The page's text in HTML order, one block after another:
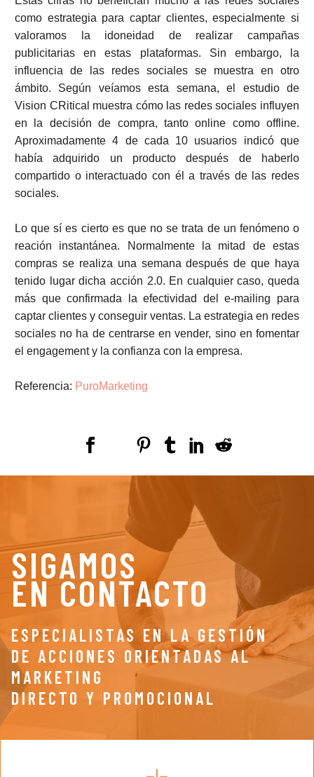
como estrategia para captar clientes, especialmente si
valoramos la idoneidad de realizar campañas
publicitarias en estas plataformas. Sin embargo, la
influencia de las redes sociales se muestra en otro
ámbito. Según veíamos esta semana, el estudio de
Vision CRitical muestra cómo las redes sociales influyen
en la decisión de compra, tanto online como offline.
Aproximadamente 4 de cada 10 usuarios indicó que
había adquirido un producto después de haberlo
compartido o interactuado con él a través de las redes
sociales.
Lo que sí es cierto es que no se trata de un fenómeno o
reación instantánea. Normalmente la mitad de estas
compras se realiza una semana después de que haya
tenido lugar dicha acción 2.0. En cualquier caso, queda
más que confirmada la efectividad del e-mailing para
captar clientes y conseguir ventas. La estrategia en redes
sociales no ha de centrarse en vender, sino en fomentar
el engagement y la confianza con la empresa.
Referencia: PuroMarketing
SIGAMOS
EN CONTACTO
ESPECIALISTAS EN LA GESTIÓN
DE ACCIONES ORIENTADAS AL
MARKETING
DIRECTO Y PROMOCIONAL